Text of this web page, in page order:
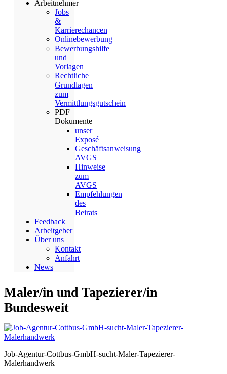
Arbeitnehmer
Jobs
&
Karrierechancen
Onlinebewerbung
Bewerbungshilfe
und
Vorlagen
Rechtliche
Grundlagen
zum
Vermittlungsgutschein
PDF
Dokumente
unser
Exposé
Geschäftsanweisung
AVGS
Hinweise
zum
AVGS
Empfehlungen
des
Beirats
Feedback
Arbeitgeber
Über uns
Kontakt
Anfahrt
News
Maler/in und Tapezierer/in
Bundesweit
Job-Agentur-Cottbus-GmbH-sucht-Maler-Tapezierer-
Malerhandwerk